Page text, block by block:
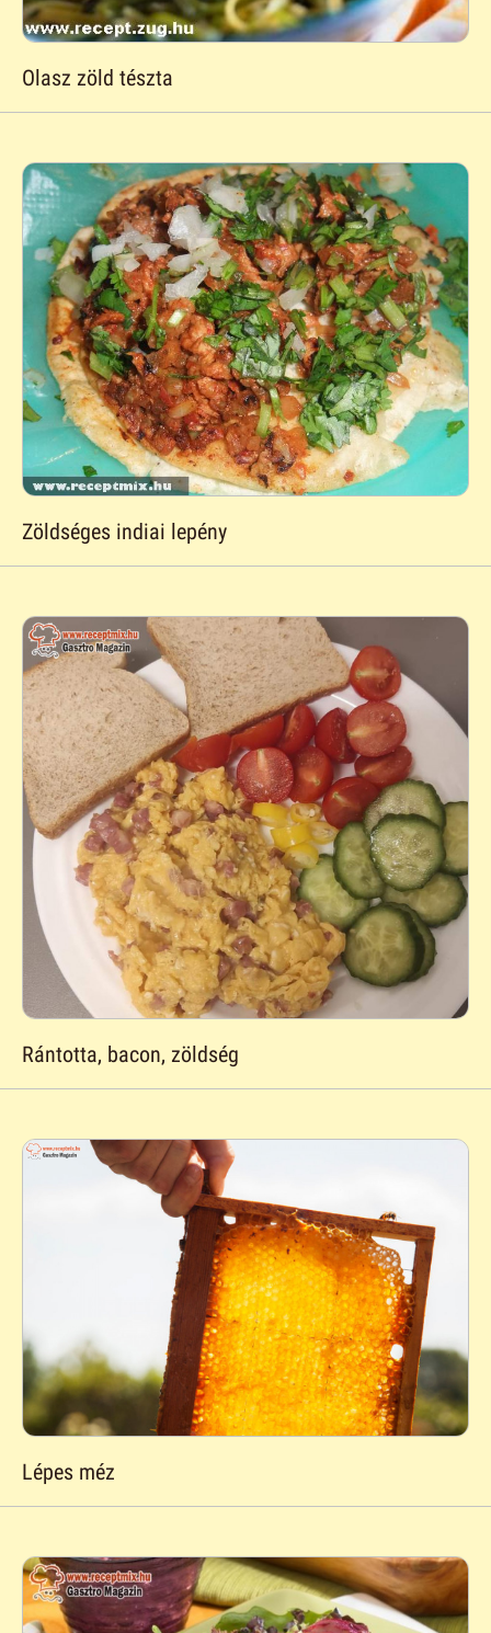
Olasz zöld tészta
Zöldséges indiai lepény
Rántotta, bacon, zöldség
Lépes méz